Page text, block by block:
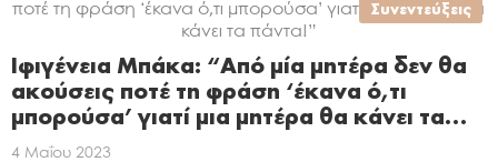
Συνεντεύξεις
Ιφιγένεια Μπάκα: “Από μία μητέρα δεν θα
ακούσεις ποτέ τη φράση ‘έκανα ό,τι
μπορούσα’ γιατί μια μητέρα θα κάνει τα…
4 Μαΐου 2023